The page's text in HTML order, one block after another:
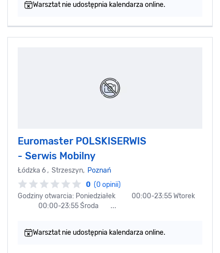
Warsztat nie udostępnia kalendarza online.
Euromaster POLSKISERWIS
- Serwis Mobilny
Łódzka 6 , Strzeszyn, Poznań
0 (0 opinii)
Godziny otwarcia: Poniedziałek 00:00-23:55 Wtorek
00:00-23:55 Środa ...
Warsztat nie udostępnia kalendarza online.